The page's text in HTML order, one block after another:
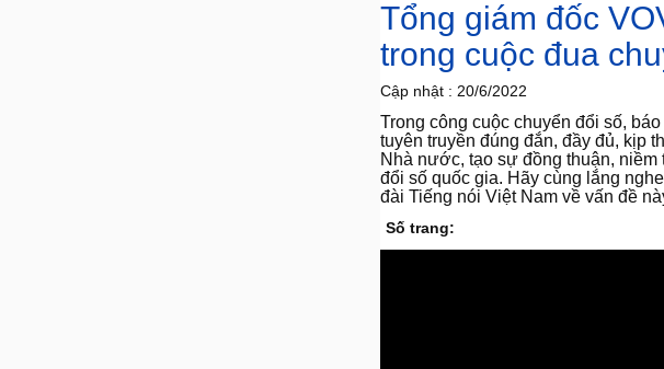
Tổng giám đốc
trong cuộc đua
Cập nhật : 20/6/2022
Trong công cuộc chuyển đổi số,
tuyên truyền đúng đắn, đầy đủ, kịp
Nhà nước, tạo sự đồng thuận,
đổi số quốc gia. Hãy cùng lắng
đài Tiếng nói Việt Nam về vấn đề
Số trang: